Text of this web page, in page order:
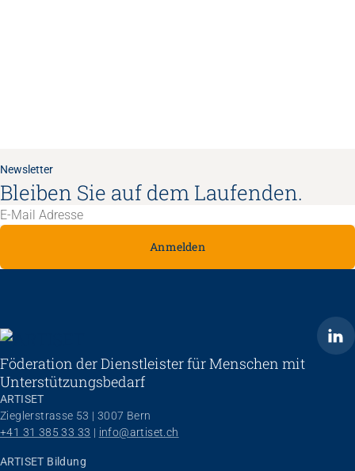
Newsletter
Bleiben Sie auf dem Laufenden.
Anmelden
ARTISET
Föderation der Dienstleister für Menschen mit
Unterstützungsbedarf
ARTISET
Zieglerstrasse 53 | 3007 Bern
+41 31 385 33 33 | info@artiset.ch
ARTISET Bildung